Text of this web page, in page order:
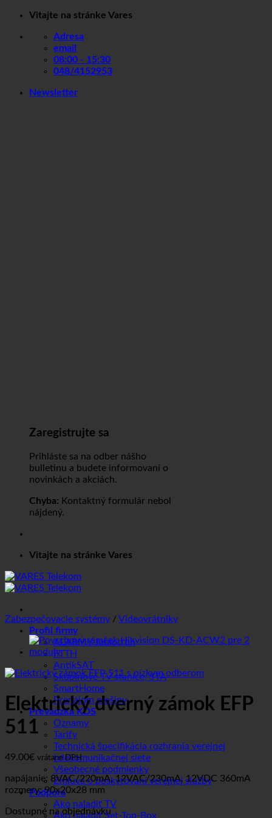
Skip
content
Vitajte na stránke Vares
Adresa
email
08:00 - 15:30
048/4152953
Newsletter
Zaregistrujte sa
Prihláste sa na odber nášho
bulletinu a budete informovaní o
novinkách a akciách.
Chyba: Kontaktný formulár nebol
nájdený.
Vitajte na stránke Vares
Profil firmy
ALARMY Jablotron
FTTH
AntikSAT
Skupinové TV stanice, STA
SmartHome
Prenájom plošiny
Prevádzka KDS
Oznamy
Tarify
Technická špecifikácia rozhrania verejnej
telekomunikačnej siete
Všeobecné podmienky
Zmluva o poskytovaní verejnej služby
Podpora
Ako naladiť TV
Ako naladiť Set-Top-Box
Zabezpečovacie systémy /Videovrátniky
Elektrický dverný zámok EFP
511
49.00€ vrátane DPH
napájanie: 8VAC/220mA, 12VAC/230mA, 12VDC 360mA
rozmery: 90x20x28 mm
Dostupné na objednávku